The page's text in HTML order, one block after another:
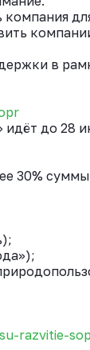
в
до 28
30% суммы
razvitie-